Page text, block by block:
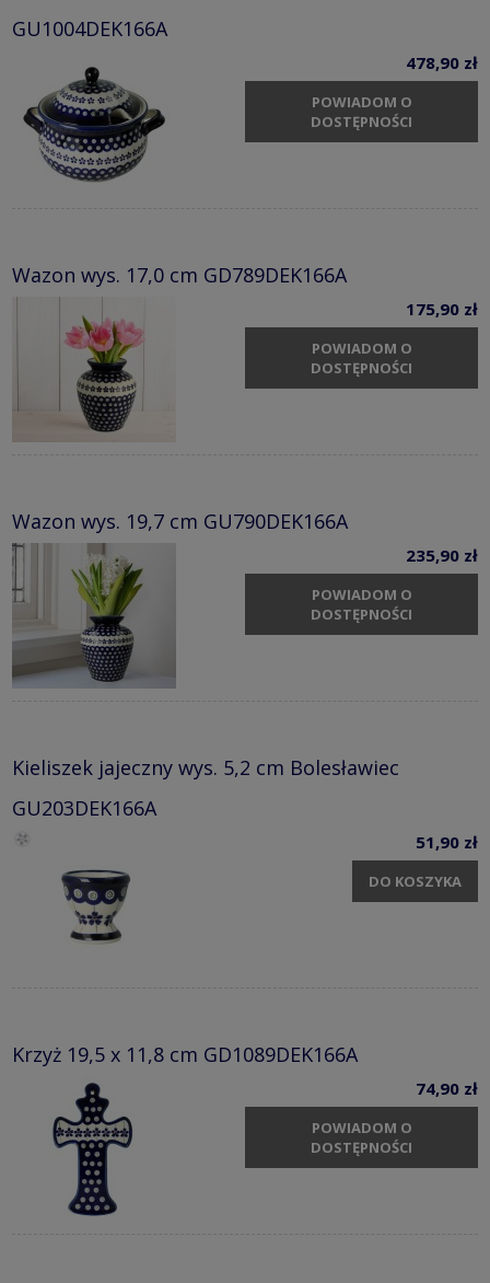
GU1004DEK166A
478,90 zł
POWIADOM O
DOSTĘPNOŚCI
Wazon wys. 17,0 cm GD789DEK166A
175,90 zł
POWIADOM O
DOSTĘPNOŚCI
Wazon wys. 19,7 cm GU790DEK166A
235,90 zł
POWIADOM O
DOSTĘPNOŚCI
Kieliszek jajeczny wys. 5,2 cm Bolesławiec
GU203DEK166A
51,90 zł
DO KOSZYKA
Krzyż 19,5 x 11,8 cm GD1089DEK166A
74,90 zł
POWIADOM O
DOSTĘPNOŚCI